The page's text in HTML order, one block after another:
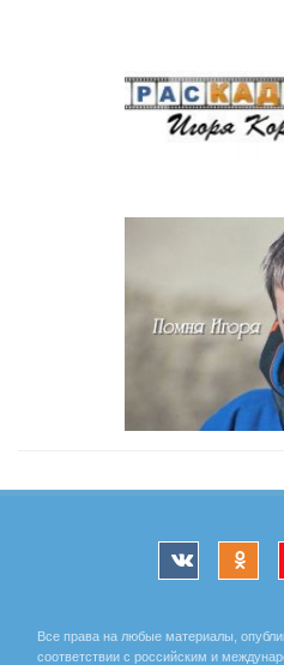
Все права на любые материалы,
соответствии с российским и